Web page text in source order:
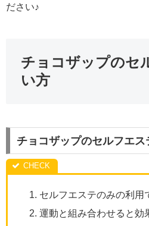
ださい♪
チョコザップのセ
い方
チョコザップのセルフエス
セルフエステのみの利用
運動と組み合わせると効